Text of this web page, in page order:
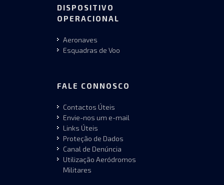
DISPOSITIVO
OPERACIONAL
Aeronaves
Esquadras de Voo
FALE CONNOSCO
Contactos Úteis
Envie-nos um e-mail
Links Úteis
Proteção de Dados
Canal de Denúncia
Utilização Aeródromos
Militares